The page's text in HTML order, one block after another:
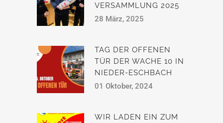
VERSAMMLUNG 2025
28 März, 2025
TAG DER OFFENEN
TÜR DER WACHE 10 IN
NIEDER-ESCHBACH
01 Oktober, 2024
WIR LADEN EIN ZUM